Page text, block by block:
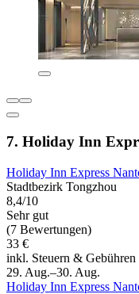
7. Holiday Inn
Holiday Inn Express
Stadtbezirk Tongzhou
8,4/10
Sehr gut
(7 Bewertungen)
33 €
inkl. Steuern & Gebühren
29. Aug.–30. Aug.
Holiday Inn Express